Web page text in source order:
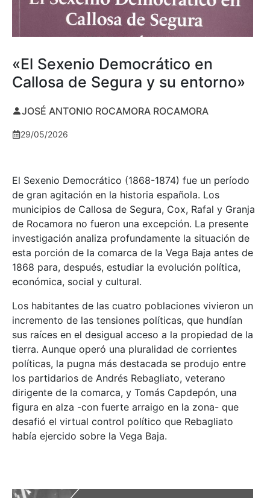
«El Sexenio Democrático en
Callosa de Segura y su entorno»
JOSÉ ANTONIO ROCAMORA ROCAMORA
29/05/2026
El Sexenio Democrático (1868-1874) fue un período
de gran agitación en la historia española. Los
municipios de Callosa de Segura, Cox, Rafal y Granja
de Rocamora no fueron una excepción. La presente
investigación analiza profundamente la situación de
esta porción de la comarca de la Vega Baja antes de
1868 para, después, estudiar la evolución política,
económica, social y cultural.
Los habitantes de las cuatro poblaciones vivieron un
incremento de las tensiones políticas, que hundían
sus raíces en el desigual acceso a la propiedad de la
tierra. Aunque operó una pluralidad de corrientes
políticas, la pugna más destacada se produjo entre
los partidarios de Andrés Rebagliato, veterano
dirigente de la comarca, y Tomás Capdepón, una
figura en alza -con fuerte arraigo en la zona- que
desafió el virtual control político que Rebagliato
había ejercido sobre la Vega Baja.